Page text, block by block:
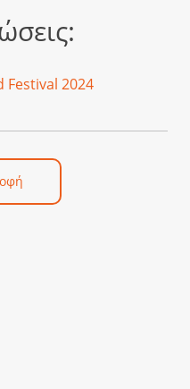
Festival 2024